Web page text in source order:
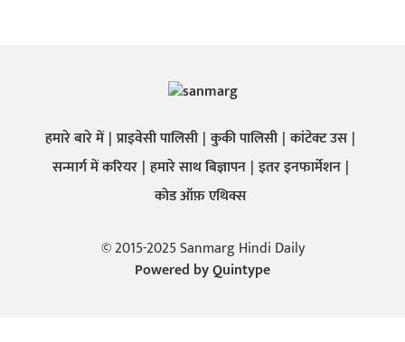
हमारे बारे में प्राइवेसी पालिसी कुकी पालिसी कांटेक्ट उस
सन्मार्ग में करियर हमारे साथ बिज्ञापन इतर इनफार्मेशन
कोड ऑफ़ एथिक्स
© 2015-2025 Sanmarg Hindi Daily
Powered byQuintype